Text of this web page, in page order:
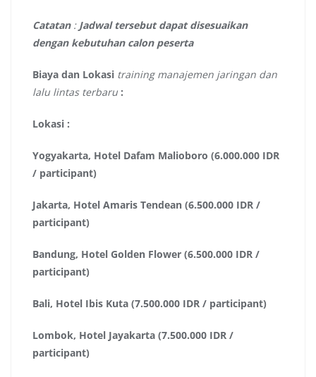
Catatan : Jadwal tersebut dapat disesuaikan
dengan kebutuhan calon peserta
Biaya dan Lokasi training manajemen jaringan dan
lalu lintas terbaru :
Lokasi :
Yogyakarta, Hotel Dafam Malioboro (6.000.000 IDR
/ participant)
Jakarta, Hotel Amaris Tendean (6.500.000 IDR /
participant)
Bandung, Hotel Golden Flower (6.500.000 IDR /
participant)
Bali, Hotel Ibis Kuta (7.500.000 IDR / participant)
Lombok, Hotel Jayakarta (7.500.000 IDR /
participant)